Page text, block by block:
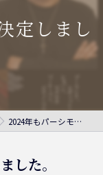
定しまし
2024年もパーシモンが決定しました。
した。